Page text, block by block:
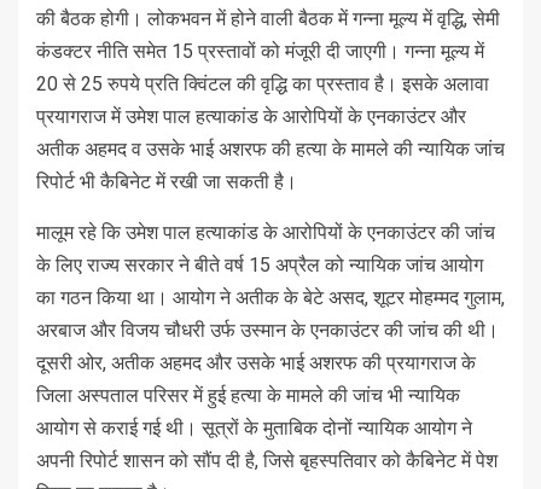
की बैठक होगी। लोकभवन में होने वाली बैठक में गन्ना मूल्य में वृद्धि, सेमी
कंडक्टर नीति समेत 15 प्रस्तावों को मंजूरी दी जाएगी। गन्ना मूल्य में
20 से 25 रुपये प्रति क्विंटल की वृद्धि का प्रस्ताव है। इसके अलावा
प्रयागराज में उमेश पाल हत्याकांड के आरोपियों के एनकाउंटर और
अतीक अहमद व उसके भाई अशरफ की हत्या के मामले की न्यायिक जांच
रिपोर्ट भी कैबिनेट में रखी जा सकती है।
मालूम रहे कि उमेश पाल हत्याकांड के आरोपियों के एनकाउंटर की जांच
के लिए राज्य सरकार ने बीते वर्ष 15 अप्रैल को न्यायिक जांच आयोग
का गठन किया था। आयोग ने अतीक के बेटे असद, शूटर मोहम्मद गुलाम,
अरबाज और विजय चौधरी उर्फ उस्मान के एनकाउंटर की जांच की थी।
दूसरी ओर, अतीक अहमद और उसके भाई अशरफ की प्रयागराज के
जिला अस्पताल परिसर में हुई हत्या के मामले की जांच भी न्यायिक
आयोग से कराई गई थी। सूत्रों के मुताबिक दोनों न्यायिक आयोग ने
अपनी रिपोर्ट शासन को सौंप दी है, जिसे बृहस्पतिवार को कैबिनेट में पेश